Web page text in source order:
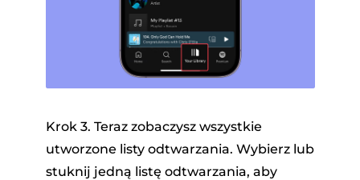
Krok 3. Teraz zobaczysz wszystkie
utworzone listy odtwarzania. Wybierz lub
stuknij jedną listę odtwarzania, aby